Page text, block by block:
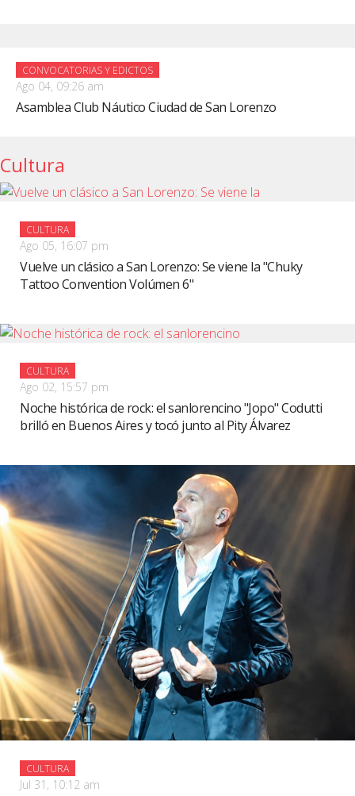
CONVOCATORIAS Y EDICTOS
Ago 04, 09:26 am
Asamblea Club Náutico Ciudad de San Lorenzo
Cultura
CULTURA
Ago 05, 16:07 pm
Vuelve un clásico a San Lorenzo: Se viene la "Chuky
Tattoo Convention Volúmen 6"
CULTURA
Ago 02, 15:57 pm
Noche histórica de rock: el sanlorencino "Jopo" Codutti
brilló en Buenos Aires y tocó junto al Pity Álvarez
CULTURA
Jul 31, 10:12 am